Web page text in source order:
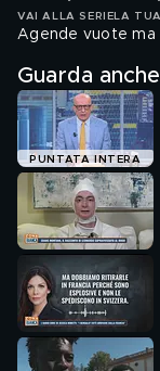
VAI ALLA SERIE LA
Agende vuote ma
Guarda anche
PUNTATA INTERA